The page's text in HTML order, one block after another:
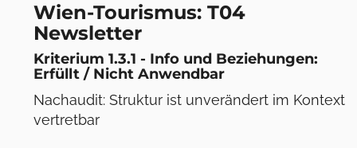
Wien-Tourismus: T04
Newsletter
Kriterium 1.3.1 - Info und Beziehungen:
Erfüllt / Nicht Anwendbar
Nachaudit: Struktur ist unverändert im Kontext
vertretbar